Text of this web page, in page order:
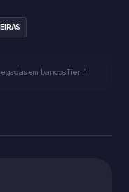
em bancos Tier-1.